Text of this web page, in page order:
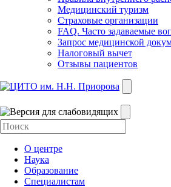
Медицинский туризм
Страховые организации
FAQ. Часто задаваемые
Запрос медицинской
Налоговый вычет
Отзывы пациентов
О центре
Наука
Образование
Специалистам